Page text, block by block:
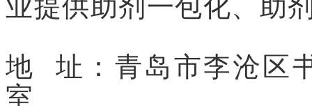
地 址：青岛市李沧区
室